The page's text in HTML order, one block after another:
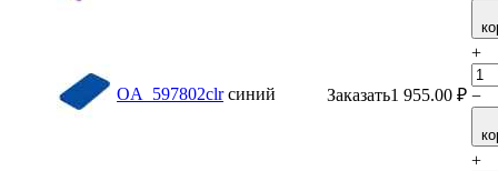
OA_597802clr синий Заказать1 955.00 ₽
+
−
+